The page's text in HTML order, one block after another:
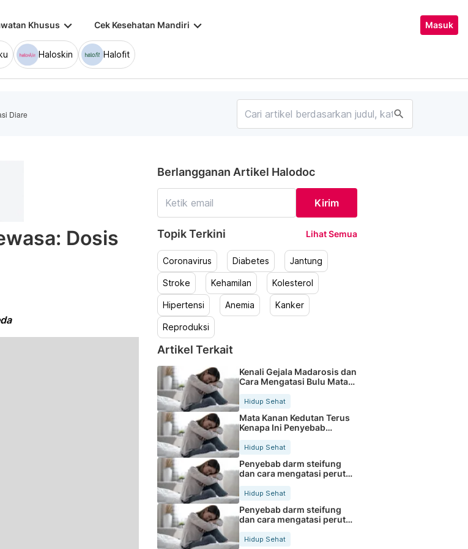
Khusus keyboard_arrow_down Cek Kesehatan Mandiri keyboard_arrow_down Masuk
Haloskin Halofit
Diare search
Dosis
Berlangganan Artikel Halodoc
Kirim
Topik Terkini Lihat Semua
Coronavirus Diabetes Jantung
Stroke Kehamilan Kolesterol
Hipertensi Anemia Kanker
Reproduksi
Artikel Terkait
Kenali Gejala Madarosis dan
Cara Mengatasi Bulu Mata
Hidup Sehat
Mata Kanan Kedutan Terus
Kenapa Ini Penyebab
Hidup Sehat
Penyebab darm steifung
dan cara mengatasi perut
Hidup Sehat
Penyebab darm steifung
dan cara mengatasi perut
Hidup Sehat